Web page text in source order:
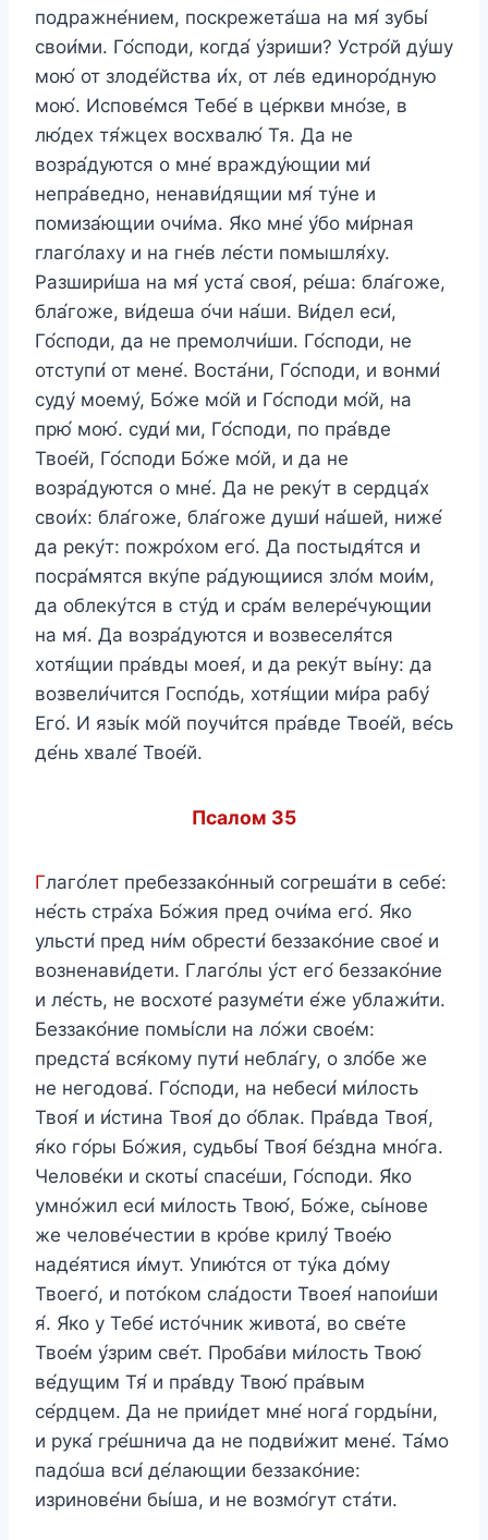
подражне́нием, поскрежета́ша на мя́ зубы́
свои́ми. Го́споди, когда́ у́зриши? Устро́й ду́шу
мою́ от злоде́йства и́х, от ле́в единоро́дную
мою́. Испове́мся Тебе́ в це́ркви мно́зе, в
лю́дех тя́жцех восхвалю́ Тя. Да не
возра́дуются о мне́ вражду́ющии ми́
непра́ведно, ненави́дящии мя́ ту́не и
помиза́ющии очи́ма. Я́ко мне́ у́бо ми́рная
глаго́лаху и на гне́в ле́сти помышля́ху.
Разшири́ша на мя́ уста́ своя́, ре́ша: бла́гоже,
бла́гоже, ви́деша о́чи на́ши. Ви́дел еси́,
Го́споди, да не премолчи́ши. Го́споди, не
отступи́ от мене́. Воста́ни, Го́споди, и вонми́
суду́ моему́, Бо́же мо́й и Го́споди мо́й, на
прю́ мою́. суди́ ми, Го́споди, по пра́вде
Твое́й, Го́споди Бо́же мо́й, и да не
возра́дуются о мне́. Да не реку́т в сердца́х
свои́х: бла́гоже, бла́гоже души́ на́шей, ниже́
да реку́т: пожро́хом его́. Да постыдя́тся и
посра́мятся вку́пе ра́дующиися зло́м мои́м,
да облеку́тся в сту́д и сра́м велере́чующии
на мя́. Да возра́дуются и возвеселя́тся
хотя́щии пра́вды моея́, и да реку́т вы́ну: да
возвели́чится Госпо́дь, хотя́щии ми́ра рабу́
Его́. И язы́к мо́й поучи́тся пра́вде Твое́й, ве́сь
де́нь хвале́ Твое́й.
Псалом 35
Глаго́лет пребеззако́нный согреша́ти в себе́:
не́сть стра́ха Бо́жия пред очи́ма его́. Я́ко
ульсти́ пред ни́м обрести́ беззако́ние свое́ и
возненави́дети. Глаго́лы у́ст его́ беззако́ние
и ле́сть, не восхоте́ разуме́ти е́же ублажи́ти.
Беззако́ние помы́сли на ло́жи свое́м:
предста́ вся́кому пути́ небла́гу, о зло́бе же
не негодова́. Го́споди, на небеси́ ми́лость
Твоя́ и и́стина Твоя́ до о́блак. Пра́вда Твоя́,
я́ко го́ры Бо́жия, судьбы́ Твоя́ бе́здна мно́га.
Челове́ки и скоты́ спасе́ши, Го́споди. Я́ко
умно́жил еси́ ми́лость Твою́, Бо́же, сы́нове
же челове́честии в кро́ве крилу́ Твое́ю
наде́ятися и́мут. Упию́тся от ту́ка до́му
Твоего́, и пото́ком сла́дости Твоея́ напои́ши
я́. Я́ко у Тебе́ исто́чник живота́, во све́те
Твое́м у́зрим све́т. Проба́ви ми́лость Твою́
ве́дущим Тя́ и пра́вду Твою́ пра́вым
се́рдцем. Да не прии́дет мне́ нога́ горды́ни,
и рука́ гре́шнича да не подви́жит мене́. Та́мо
падо́ша вси́ де́лающии беззако́ние:
изринове́ни бы́ша, и не возмо́гут ста́ти.